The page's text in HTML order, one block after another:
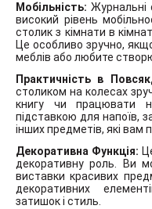
Мобільність: Журнальні
високий рівень
столик з кімнати в
Це особливо зручно,
меблів або любите
Практичність в
столиком на колесах
книгу чи працювати
підставкою для напоїв,
інших предметів, які вам
Декоративна Функція:
декоративну роль. Ви
виставки красивих
декоративних
затишок і стиль.